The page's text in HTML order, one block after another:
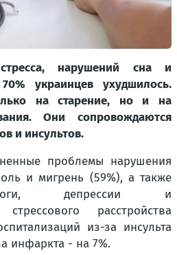
нарушений сна и
украинцев ухудшилось.
на старение, но и на
Они сопровождаются
и инсультов.
проблемы нарушения
и мигрень (59%), а также
депрессии и
стрессового расстройства
из-за инсульта
инфаркта - на 7%.